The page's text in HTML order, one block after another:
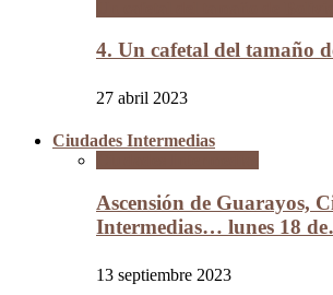
4. Un cafetal del tamaño
27 abril 2023
Ciudades Intermedias
Ascensión de Guarayos,
Intermedias… lunes 18
13 septiembre 2023